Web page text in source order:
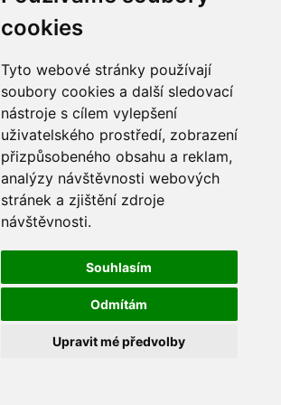
cookies
Tyto webové stránky používají
soubory cookies a další sledovací
nástroje s cílem vylepšení
uživatelského prostředí, zobrazení
přizpůsobeného obsahu a reklam,
analýzy návštěvnosti webových
stránek a zjištění zdroje
návštěvnosti.
Souhlasím
Odmítám
Upravit mé předvolby
řetězy
ostatní části
sekundární
sání
sedla
spojovací materiál
matice
podložky
pojistné kroužky
šrouby
výbava
výfuky a kolena
bowdeny a lanka
filtry
gufera